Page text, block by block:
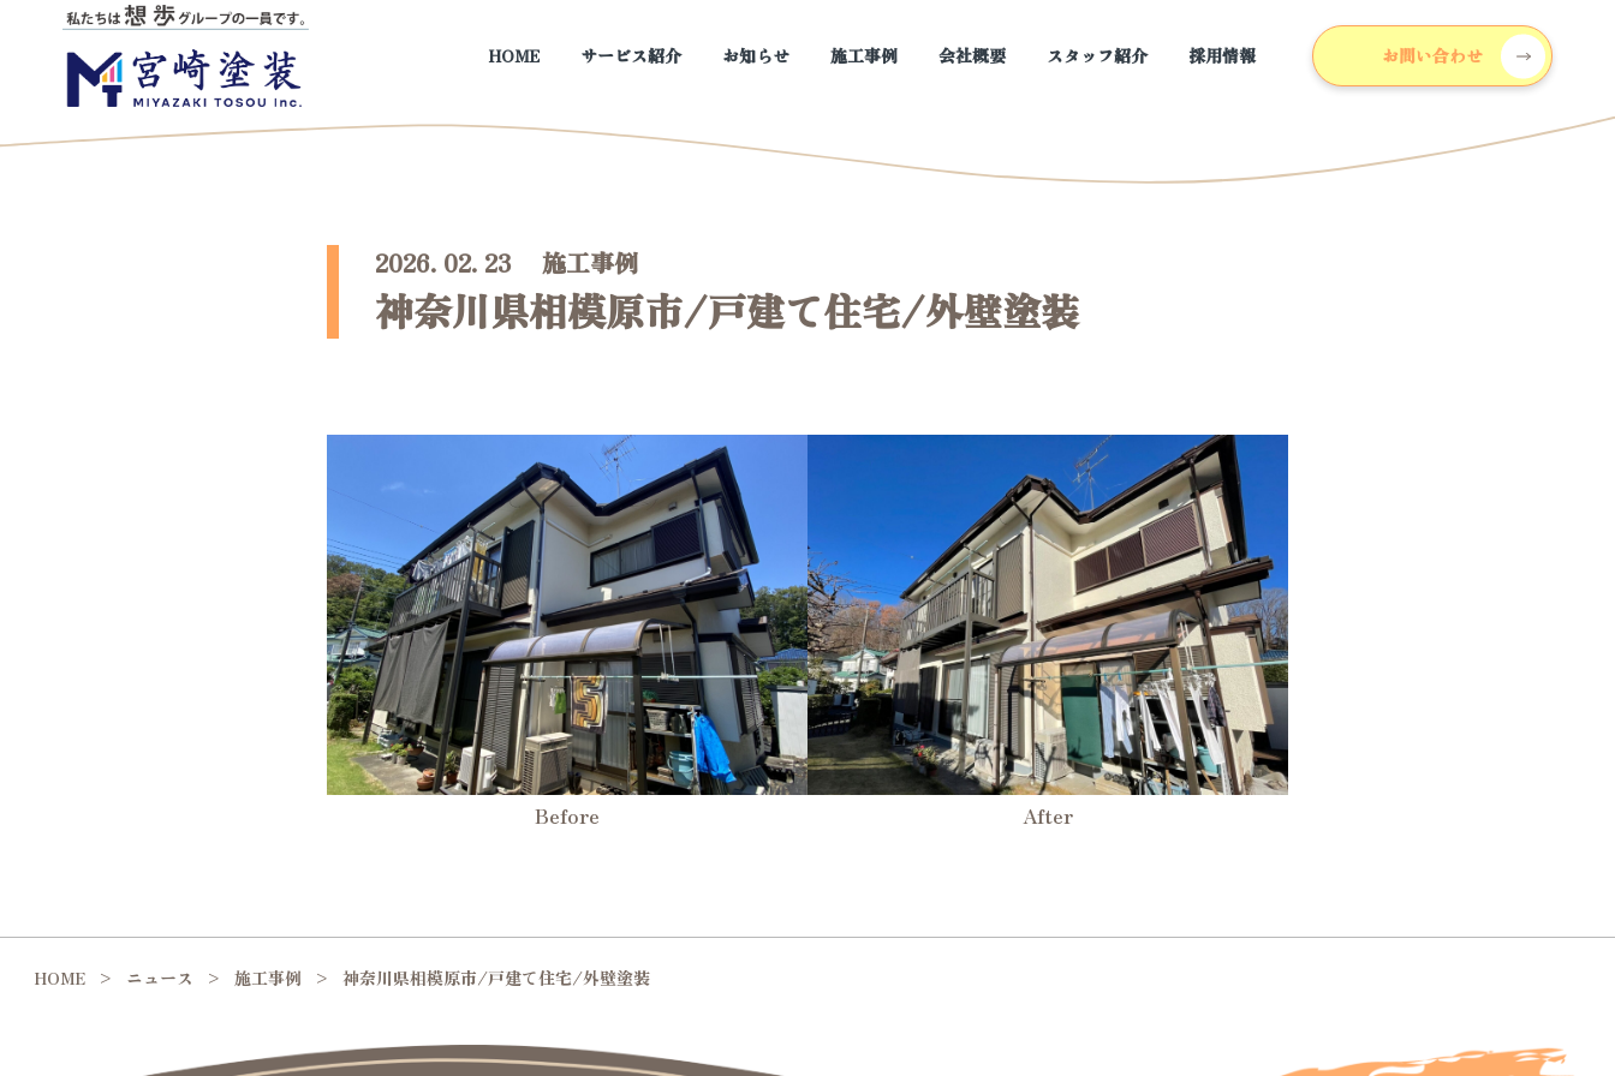
HOME サービス紹介 お知らせ 施工事例 会社概要 スタッフ紹介 採用情報 お問い合わせ
2026. 02. 23 施工事例
神奈川県相模原市/戸建て住宅/外壁塗装
Before After
HOME ニュース 施工事例 神奈川県相模原市/戸建て住宅/外壁塗装